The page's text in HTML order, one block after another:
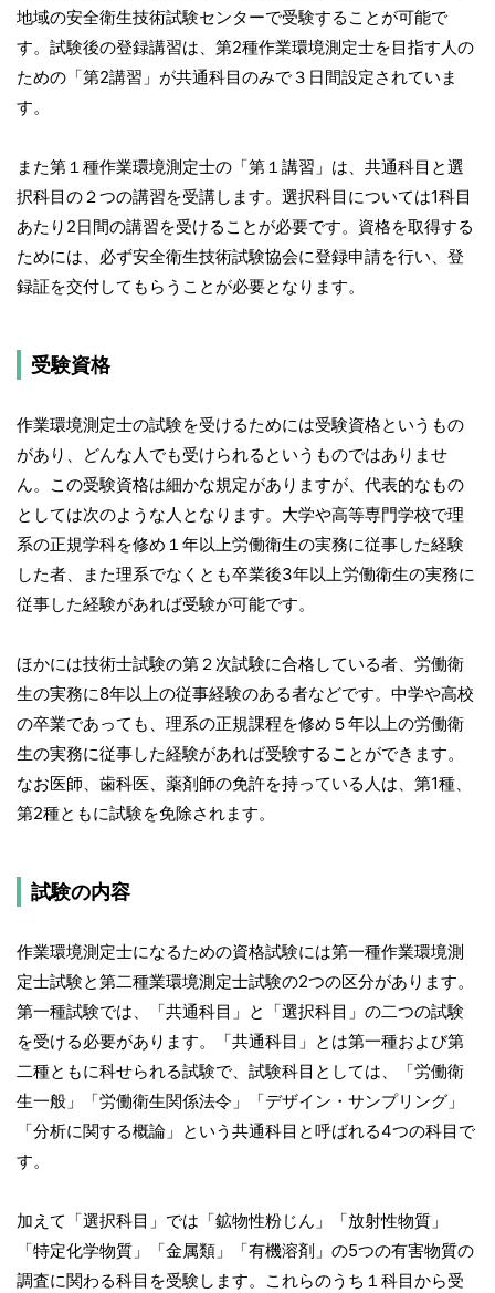
地域の安全衛生技術試験センターで受験することが可能で
す。試験後の登録講習は、第2種作業環境測定士を目指す人の
ための「第2講習」が共通科目のみで３日間設定されていま
す。
また第１種作業環境測定士の「第１講習」は、共通科目と選
択科目の２つの講習を受講します。選択科目については1科目
あたり2日間の講習を受けることが必要です。資格を取得する
ためには、必ず安全衛生技術試験協会に登録申請を行い、登
録証を交付してもらうことが必要となります。
受験資格
作業環境測定士の試験を受けるためには受験資格というもの
があり、どんな人でも受けられるというものではありませ
ん。この受験資格は細かな規定がありますが、代表的なもの
としては次のような人となります。大学や高等専門学校で理
系の正規学科を修め１年以上労働衛生の実務に従事した経験
した者、また理系でなくとも卒業後3年以上労働衛生の実務に
従事した経験があれば受験が可能です。
ほかには技術士試験の第２次試験に合格している者、労働衛
生の実務に8年以上の従事経験のある者などです。中学や高校
の卒業であっても、理系の正規課程を修め５年以上の労働衛
生の実務に従事した経験があれば受験することができます。
なお医師、歯科医、薬剤師の免許を持っている人は、第1種、
第2種ともに試験を免除されます。
試験の内容
作業環境測定士になるための資格試験には第一種作業環境測
定士試験と第二種業環境測定士試験の2つの区分があります。
第一種試験では、「共通科目」と「選択科目」の二つの試験
を受ける必要があります。「共通科目」とは第一種および第
二種ともに科せられる試験で、試験科目としては、「労働衛
生一般」「労働衛生関係法令」「デザイン・サンプリング」
「分析に関する概論」という共通科目と呼ばれる4つの科目で
す。
加えて「選択科目」では「鉱物性粉じん」「放射性物質」
「特定化学物質」「金属類」「有機溶剤」の5つの有害物質の
調査に関わる科目を受験します。これらのうち１科目から受